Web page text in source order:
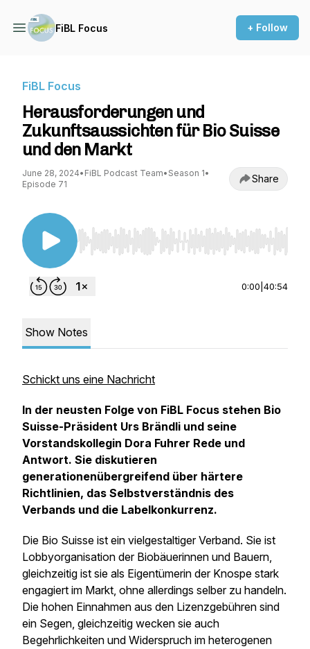
FiBL Focus + Follow
FiBL Focus
Herausforderungen und
Zukunftsaussichten für Bio Suisse
und den Markt
June 28, 2024• FiBL Podcast Team• Season 1•
Episode 71
Share
Use Left/Right to seek, Home/End to jump to
0:00 40:54
Show Notes
Schickt uns eine Nachricht
In der neusten Folge von FiBL Focus stehen Bio
Suisse-Präsident Urs Brändli und seine
Vorstandskollegin Dora Fuhrer Rede und
Antwort. Sie diskutieren
generationenübergreifend über härtere
Richtlinien, das Selbstverständnis des
Verbands und die Labelkonkurrenz.
Die Bio Suisse ist ein vielgestaltiger Verband. Sie ist
Lobbyorganisation der Biobäuerinnen und Bauern,
gleichzeitig ist sie als Eigentümerin der Knospe stark
engagiert im Markt, ohne allerdings selber zu handeln.
Die hohen Einnahmen aus den Lizenzgebühren sind
ein Segen, gleichzeitig wecken sie auch
Begehrlichkeiten und Widerspruch im heterogenen